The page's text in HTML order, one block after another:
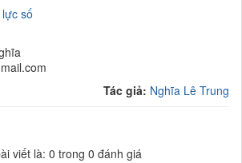
số
Tác giả: Nghĩa Lê Trung
viết là: 0 trong 0 đánh giá